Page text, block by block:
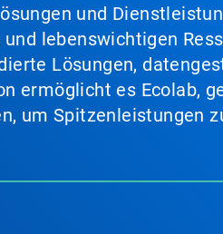
und
lebenswichtigen
Lösungen,
ermöglicht es Ecolab,
um Spitzenleistungen